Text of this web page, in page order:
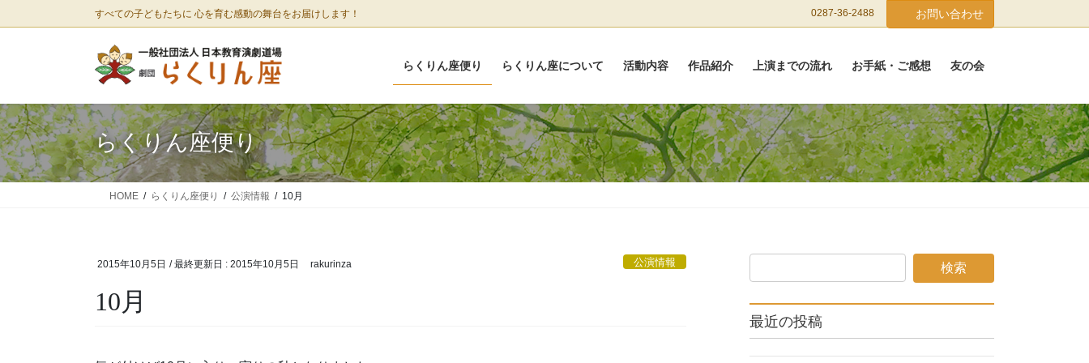
ン
に
移
動
ビ
ョ
ン
に
移
動
すべての子どもたちに 心を育む感動の舞台をお届けします！ 0287-36-2488 お問い合わせ
らくりん座便り らくりん座について 活動内容 作品紹介 上演までの流れ お手紙・ご感想 友の会
らくりん座便り
HOME らくりん座便り 公演情報 10月
2015年10月5日 / 最終更新日 : 2015年10月5日 rakurinza 公演情報
10月
最近の投稿